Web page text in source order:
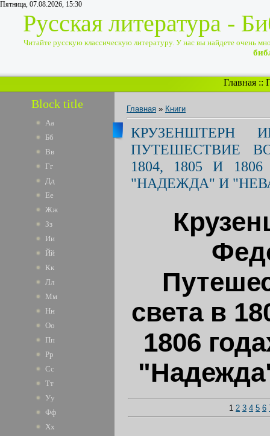
Пятница, 07.08.2026, 15:30
Русская литература -
Читайте русскую классическую литературу. У нас вы найдете очень
Главная ::
Block title
Аа
Бб
Вв
Гг
Дд
Ее
Жж
Зз
Ии
Йй
Кк
Лл
Мм
Нн
Оо
Пп
Рр
Сс
Тт
Уу
Фф
Хх
Главная » Книги
КРУЗЕНШТЕРН
ПУТЕШЕСТВИЕ
1804, 1805 И
"НАДЕЖДА" И
света в
1806
1 2 3 4 5 6